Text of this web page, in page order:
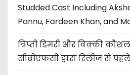
Studded Cast Including
Pannu, Fardeen Khan, and
त्रिप्ती डिमरी और विक्की
सीबीएफसी द्वारा रिलीज से